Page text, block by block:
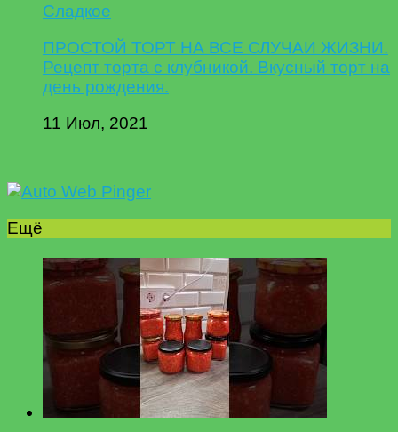
Сладкое
ПРОСТОЙ ТОРТ НА ВСЕ СЛУЧАИ ЖИЗНИ.
Рецепт торта с клубникой. Вкусный торт на
день рождения.
11 Июл, 2021
Ещё